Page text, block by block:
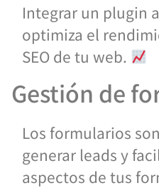
Integrar un plugin
optimiza el
SEO de tu web.
Gestión de
Los formularios
generar leads y
aspectos de tus